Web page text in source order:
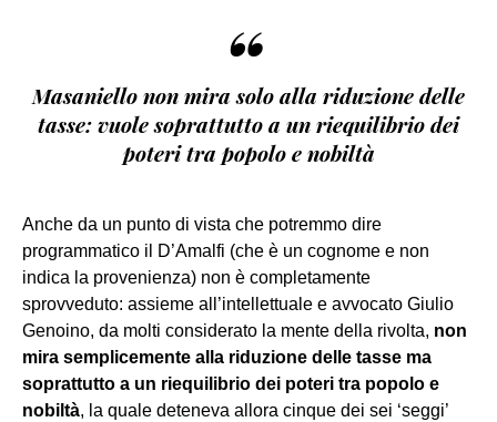
“
Masaniello non mira solo alla riduzione delle
tasse: vuole soprattutto a un riequilibrio dei
poteri tra popolo e nobiltà
Anche da un punto di vista che potremmo dire
programmatico il D’Amalfi (che è un cognome e non
indica la provenienza) non è completamente
sprovveduto: assieme all’intellettuale e avvocato Giulio
Genoino, da molti considerato la mente della rivolta, non
mira semplicemente alla riduzione delle tasse ma
soprattutto a un riequilibrio dei poteri tra popolo e
nobiltà, la quale deteneva allora cinque dei sei ‘seggi’